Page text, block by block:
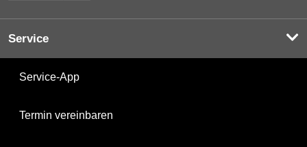
Service
Service-App
Termin vereinbaren